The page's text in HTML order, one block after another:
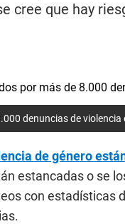
cree que hay
denuncias de violencia
de género
estancadas o se
con estadísticas